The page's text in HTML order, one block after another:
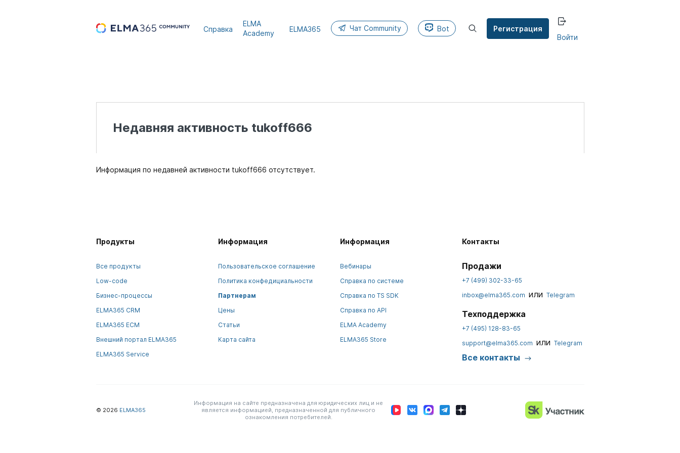
Справка
ELMA
Academy
ELMA365 Чат Community Bot
Регистрация
Войти
Недавняя активность tukoff666
Информация по недавней активности tukoff666 отсутствует.
Продукты
Все продукты
Low-code
Бизнес-процессы
ELMA365 CRM
ELMA365 ECM
Внешний портал ELMA365
ELMA365 Service
Информация
Пользовательское соглашение
Политика конфедициальности
Партнерам
Цены
Статьи
Карта сайта
Информация
Вебинары
Справка по системе
Справка по TS SDK
Справка по API
ELMA Academy
ELMA365 Store
Контакты
Продажи
+7 (499) 302-33-65
inbox@elma365.com или Telegram
Техподдержка
+7 (495) 128-83-65
support@elma365.com или Telegram
Все контакты
© 2026 ELMA365
Информация на сайте предназначена для юридических лиц и не
является информацией, предназначенной для публичного
ознакомления потребителей.